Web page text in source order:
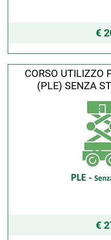
€
CORSO UTILIZZO
(PLE) SENZA
€